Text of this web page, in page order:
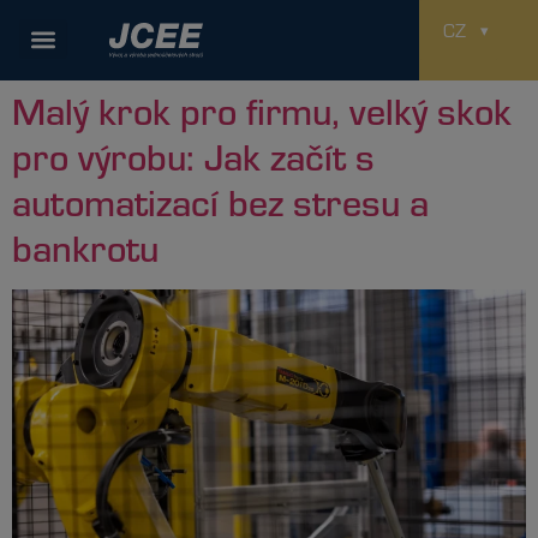
CZ
Autor:M. Kotulek
Malý krok pro firmu, velký skok
pro výrobu: Jak začít s
automatizací bez stresu a
bankrotu